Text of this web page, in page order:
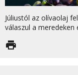
Júliustól az olívaolaj
válaszul a meredeken
print